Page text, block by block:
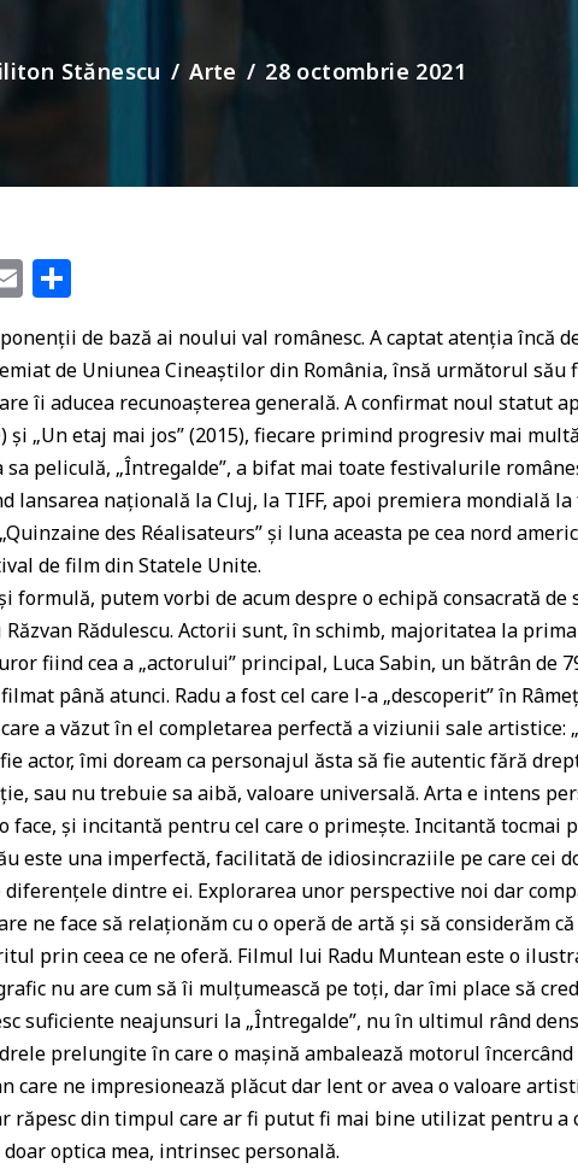
Stănescu Arte 28 octombrie 2021
E
ai
l
ar
ta
je
az
ă
de bază ai noului val românesc. A captat atenția încă
de Uniunea Cineaștilor din România, însă următorul său
îi aducea recunoașterea generală. A confirmat noul statut
și „Un etaj mai jos” (2015), fiecare primind progresiv mai
peliculă, „Întregalde”, a bifat mai toate festivalurile
lansarea națională la Cluj, la TIFF, apoi premiera mondială
des Réalisateurs” și luna aceasta pe cea nord
de film din Statele Unite.
formulă, putem vorbi de acum despre o echipă consacrată de
Rădulescu. Actorii sunt, în schimb, majoritatea la
fiind cea a „actorului” principal, Luca Sabin, un bătrân de
până atunci. Radu a fost cel care l-a „descoperit” în
a văzut în el completarea perfectă a viziunii sale artistice:
actor, îmi doream ca personajul ăsta să fie autentic fără
sau nu trebuie sa aibă, valoare universală. Arta e intens
face, și incitantă pentru cel care o primește. Incitantă tocmai
este una imperfectă, facilitată de idiosincraziile pe care cei
dintre ei. Explorarea unor perspective noi dar
ne face să relaționăm cu o operă de artă și să considerăm
prin ceea ce ne oferă. Filmul lui Radu Muntean este o
nu are cum să îi mulțumească pe toți, dar îmi place să
suficiente neajunsuri la „Întregalde”, nu în ultimul rând
prelungite în care o mașină ambalează motorul încercând
care ne impresionează plăcut dar lent or avea o valoare
răpesc din timpul care ar fi putut fi mai bine utilizat pentru a
optica mea, intrinsec personală.